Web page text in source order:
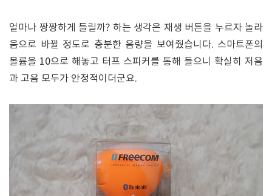
얼마나 짱짱하게 들릴까? 하는 생각은 재생 버튼을 누르자 놀라
움으로 바뀔 정도로 충분한 음량을 보여줬습니다. 스마트폰의
볼륨을 10으로 해놓고 터프 스피커를 통해 들으니 확실히 저음
과 고음 모두가 안정적이더군요.